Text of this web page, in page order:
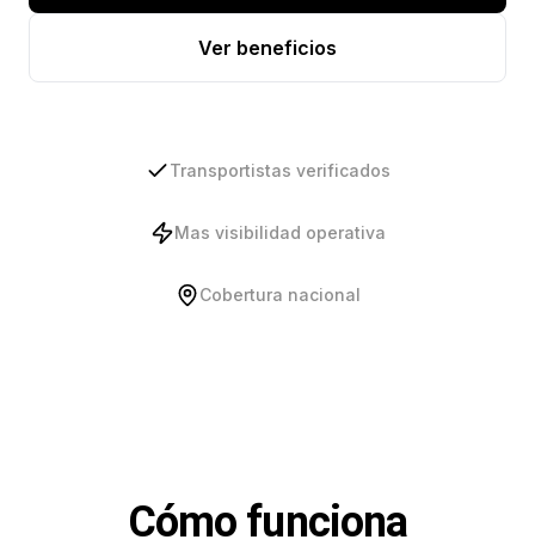
Ver beneficios
Transportistas verificados
Mas visibilidad operativa
Cobertura nacional
Cómo funciona